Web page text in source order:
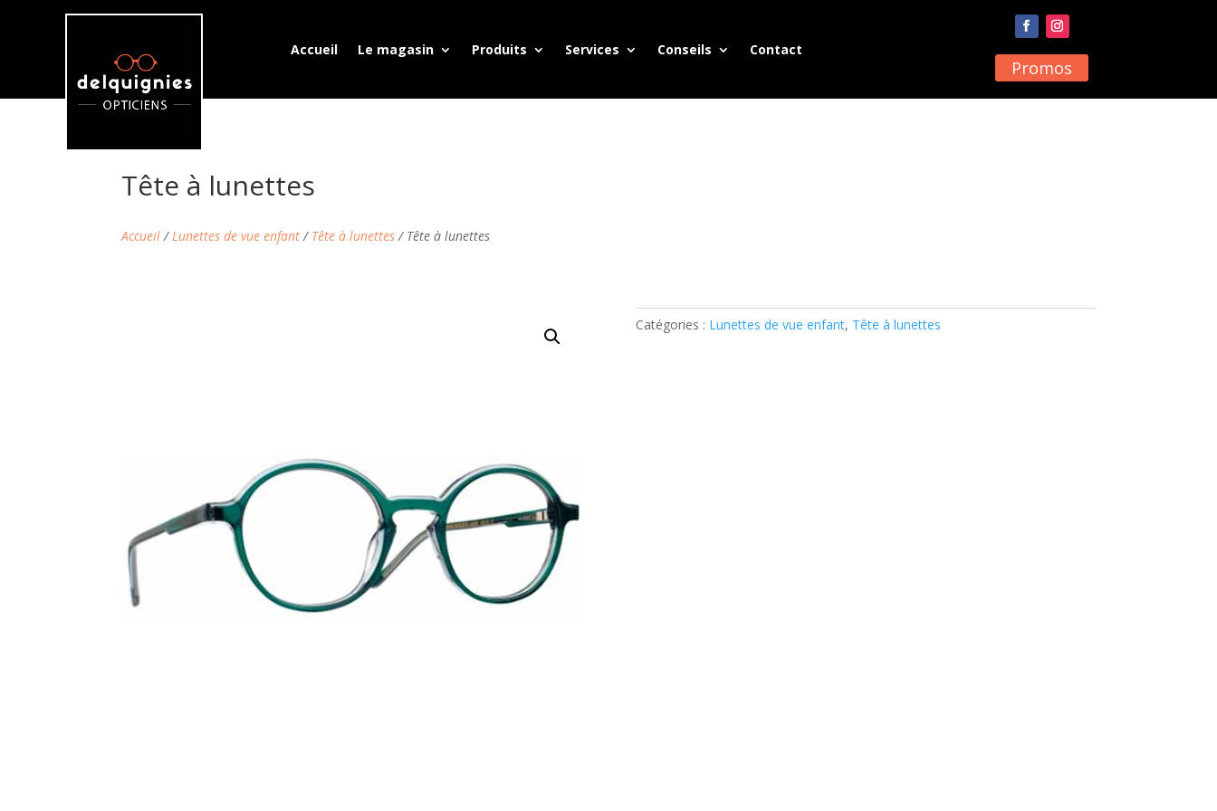
Accueil Le magasin Produits Services Conseils Contact
Promos
Tête à lunettes
Accueil/Lunettes de vue enfant/ Tête à lunettes/ Tête à lunettes
Catégories : Lunettes de vue enfant, Tête à lunettes